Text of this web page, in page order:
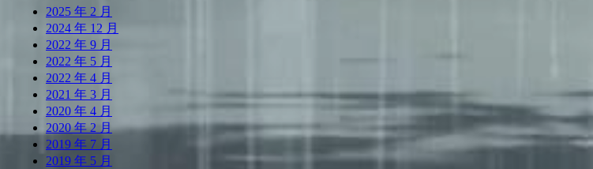
2025 年 2 月
2024 年 12 月
2022 年 9 月
2022 年 5 月
2022 年 4 月
2021 年 3 月
2020 年 4 月
2020 年 2 月
2019 年 7 月
2019 年 5 月